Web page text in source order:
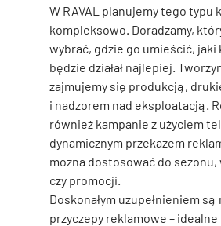
W RAVAL planujemy tego typu
kompleksowo. Doradzamy,
wybrać, gdzie go umieścić, jaki
będzie działał najlepiej.
zajmujemy się produkcją,
i nadzorem nad eksploatacją.
również kampanie z użyciem
dynamicznym przekazem
można dostosować do sezonu,
czy promocji.
Doskonałym uzupełnieniem
przyczepy reklamowe – idealne